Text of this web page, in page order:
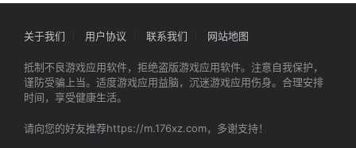
关于我们 用户协议 联系我们 网站地图
抵制不良游戏应用软件，拒绝盗版游戏应用软件。注意自我保护，
谨防受骗上当。适度游戏应用益脑，沉迷游戏应用伤身。合理安排
时间，享受健康生活。
请向您的好友推荐https://m.176xz.com，多谢支持！